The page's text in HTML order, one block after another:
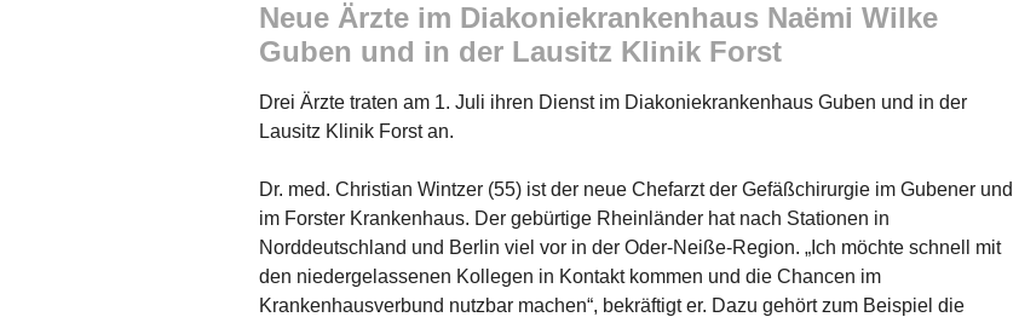
Neue Ärzte im Diakoniekrankenhaus Naëmi Wilke
Guben und in der Lausitz Klinik Forst
Drei Ärzte traten am 1. Juli ihren Dienst im Diakoniekrankenhaus Guben und in der
Lausitz Klinik Forst an.
Dr. med. Christian Wintzer (55) ist der neue Chefarzt der Gefäßchirurgie im Gubener und
im Forster Krankenhaus. Der gebürtige Rheinländer hat nach Stationen in
Norddeutschland und Berlin viel vor in der Oder-Neiße-Region. „Ich möchte schnell mit
den niedergelassenen Kollegen in Kontakt kommen und die Chancen im
Krankenhausverbund nutzbar machen“, bekräftigt er. Dazu gehört zum Beispiel die